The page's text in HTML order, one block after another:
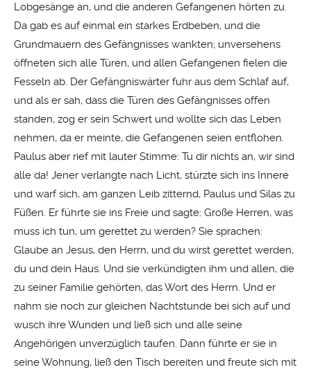
Lobgesänge an, und die anderen Gefangenen hörten zu.
Da gab es auf einmal ein starkes Erdbeben, und die
Grundmauern des Gefängnisses wankten; unversehens
öffneten sich alle Türen, und allen Gefangenen fielen die
Fesseln ab. Der Gefängniswärter fuhr aus dem Schlaf auf,
und als er sah, dass die Türen des Gefängnisses offen
standen, zog er sein Schwert und wollte sich das Leben
nehmen, da er meinte, die Gefangenen seien entflohen.
Paulus aber rief mit lauter Stimme: Tu dir nichts an, wir sind
alle da! Jener verlangte nach Licht, stürzte sich ins Innere
und warf sich, am ganzen Leib zitternd, Paulus und Silas zu
Füßen. Er führte sie ins Freie und sagte: Große Herren, was
muss ich tun, um gerettet zu werden? Sie sprachen:
Glaube an Jesus, den Herrn, und du wirst gerettet werden,
du und dein Haus. Und sie verkündigten ihm und allen, die
zu seiner Familie gehörten, das Wort des Herrn. Und er
nahm sie noch zur gleichen Nachtstunde bei sich auf und
wusch ihre Wunden und ließ sich und alle seine
Angehörigen unverzüglich taufen. Dann führte er sie in
seine Wohnung, ließ den Tisch bereiten und freute sich mit